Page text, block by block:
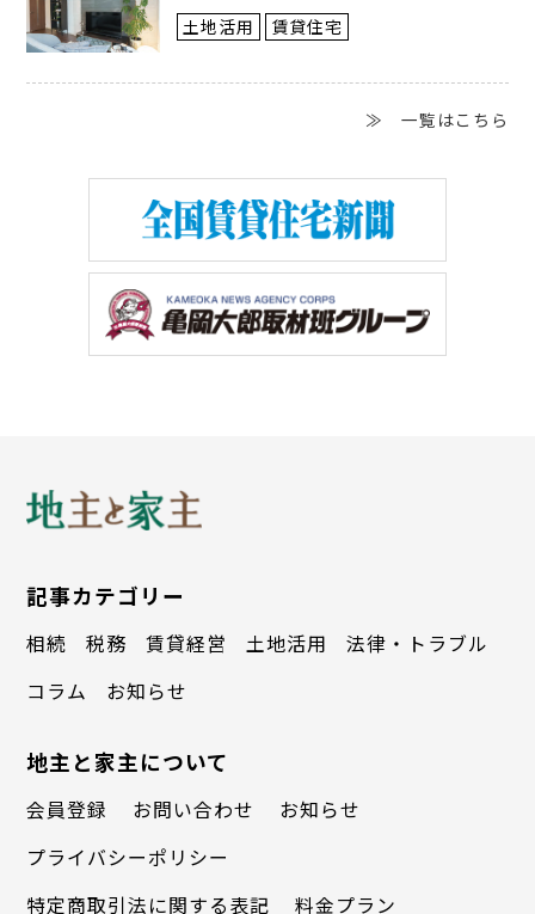
土地活用 賃貸住宅
≫ 一覧はこちら
記事カテゴリー
相続 税務 賃貸経営 土地活用
法律・トラブル
コラム
お知らせ
地主と家主について
会員登録 お問い合わせ
お知らせ
プライバシーポリシー
特定商取引法に関する表記
料金プラン